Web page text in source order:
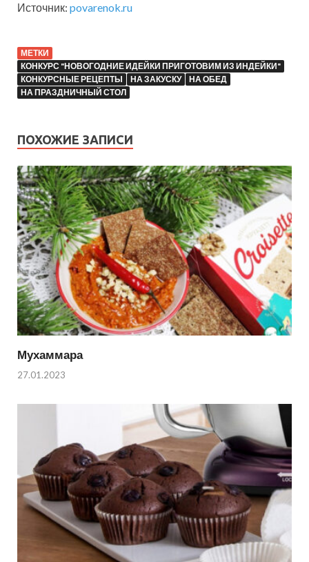
Источник: povarenok.ru
МЕТКИ
КОНКУРС "НОВОГОДНИЕ ИДЕЙКИ ПРИГОТОВИМ ИЗ ИНДЕЙКИ"
КОНКУРСНЫЕ РЕЦЕПТЫ
НА ЗАКУСКУ
НА ОБЕД
НА ПРАЗДНИЧНЫЙ СТОЛ
ПОХОЖИЕ ЗАПИСИ
Мухаммара
27.01.2023